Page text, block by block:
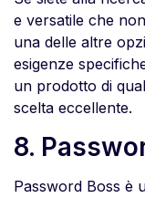
e versatile che
una delle altre
esigenze
un prodotto di
scelta eccellente.
8.
Password Boss è